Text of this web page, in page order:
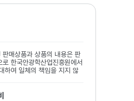
판매상품과 상품의 내용은 판
한국안광학산업진흥원에서
하여 일체의 책임을 지지 않